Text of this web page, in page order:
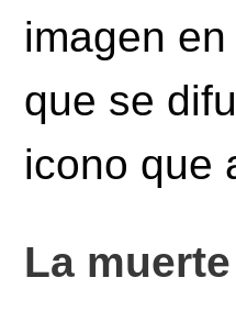
imagen
que se
icono que
La